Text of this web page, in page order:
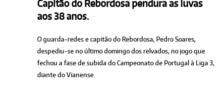
Capitão do Rebordosa pendura as luvas
aos 38 anos.
O guarda-redes e capitão do Rebordosa, Pedro Soares,
despediu-se no último domingo dos relvados, no jogo que
fechou a fase de subida do Campeonato de Portugal à Liga 3,
diante do Vianense.